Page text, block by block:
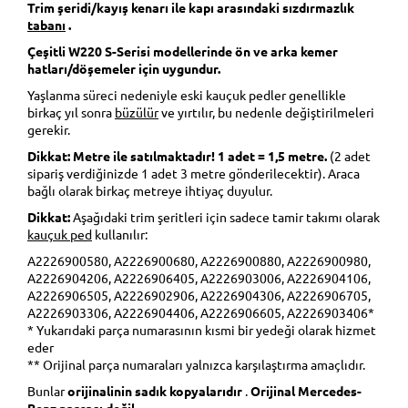
Trim şeridi/kayış kenarı ile kapı arasındaki sızdırmazlık
tabanı .
Çeşitli W220 S-Serisi modellerinde ön ve arka kemer
hatları/döşemeler için uygundur.
Yaşlanma süreci nedeniyle eski kauçuk pedler genellikle
birkaç yıl sonra büzülürve yırtılır, bu nedenle değiştirilmeleri
gerekir.
Dikkat: Metre ile satılmaktadır! 1 adet = 1,5 metre. (2 adet
sipariş verdiğinizde 1 adet 3 metre gönderilecektir). Araca
bağlı olarak birkaç metreye ihtiyaç duyulur.
Dikkat:Aşağıdaki trim şeritleri için sadece tamir takımı olarak
kauçuk ped kullanılır:
A2226900580, A2226900680, A2226900880, A2226900980,
A2226904206, A2226906405, A2226903006, A2226904106,
A2226906505, A2226902906, A2226904306, A2226906705,
A2226903306, A2226904406, A2226906605, A2226903406*
* Yukarıdaki parça numarasının kısmi bir yedeği olarak hizmet
eder
** Orijinal parça numaraları yalnızca karşılaştırma amaçlıdır.
Bunlarorijinalinin sadık kopyalarıdır .Orijinal Mercedes-